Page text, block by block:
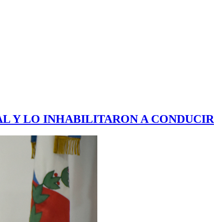
Y LO INHABILITARON A CONDUCIR